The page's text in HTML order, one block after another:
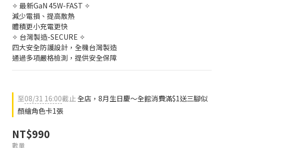
✧ 最新GaN 45W-FAST ✧
減少電損、提高散熱
體積更小充電更快
✧ 台灣製造-SECURE ✧
四大安全防護設計，全機台灣製造
通過多項嚴格檢測，提供安全保障
至08/31 16:00截止全店，8月生日慶～全館消費滿$1送三腳似
顏繪角色卡1張
NT$990
數量